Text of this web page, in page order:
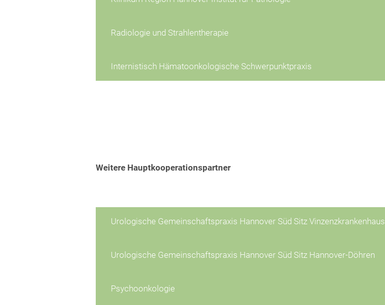
Radiologie und Strahlentherapie
Internistisch Hämatoonkologische Schwerpunktpraxis
Weitere Hauptkooperationspartner
Urologische Gemeinschaftspraxis Hannover Süd Sitz Vinzenzkrankenhaus
Urologische Gemeinschaftspraxis Hannover Süd Sitz Hannover-Döhren
Psychoonkologie